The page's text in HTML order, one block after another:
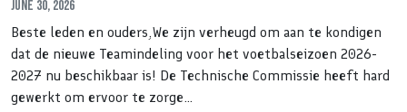
June 30, 2026
Beste leden en ouders,We zijn verheugd om aan te kondigen
dat de nieuwe Teamindeling voor het voetbalseizoen 2026-
2027 nu beschikbaar is! De Technische Commissie heeft hard
gewerkt om ervoor te zorge…